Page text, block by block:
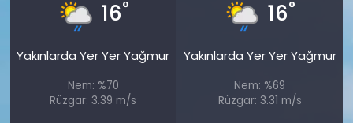
16°
Yakınlarda Yer Yer Yağmur
Nem: %70
Rüzgar: 3.39 m/s
16°
Yakınlarda Yer Yer Yağmur
Nem: %69
Rüzgar: 3.31 m/s